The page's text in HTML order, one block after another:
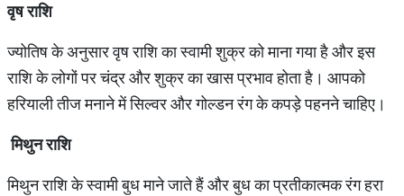
वृष राशि
ज्‍योतिष के अनुसार वृष राशि का स्‍वामी शुक्र को माना गया है और इस
राशि के लोगों पर चंद्र और शुक्र का खास प्रभाव होता है। आपको
हरियाली तीज मनाने में सिल्‍वर और गोल्‍डन रंग के कपड़े पहनने चाहिए।
मिथुन राशि
मिथुन राशि के स्‍वामी बुध माने जाते हैं और बुध का प्रतीकात्‍मक रंग हरा